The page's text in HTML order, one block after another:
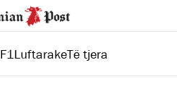
F1 LuftarakeTë tjera